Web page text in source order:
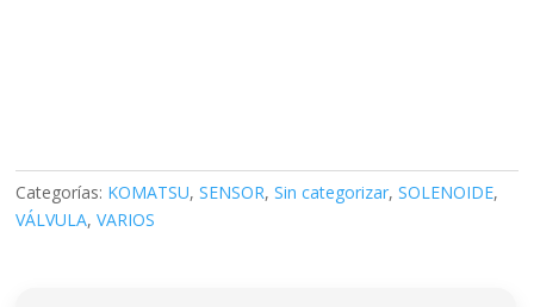
Categorías: KOMATSU,SENSOR,Sin categorizar,SOLENOIDE,
VÁLVULA,VARIOS